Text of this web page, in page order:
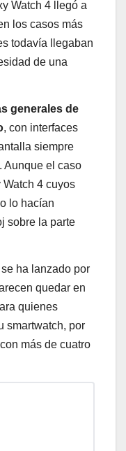
Watch 4 llegó a
los casos más
todavía llegaban
de una
generales de
, con interfaces
siempre
Aunque el caso
4 cuyos
lo hacían
sobre la parte
ha lanzado por
quedar en
quienes
smartwatch, por
más de cuatro